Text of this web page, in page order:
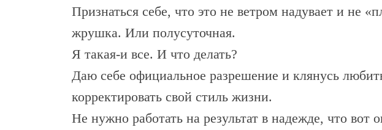
Признаться себе, что это не ветром надувает и не
жрушка. Или полусуточная.
Я такая-и все. И что делать?
Даю себе официальное разрешение и клянусь
корректировать свой стиль жизни.
Не нужно работать на результат в надежде, что вот